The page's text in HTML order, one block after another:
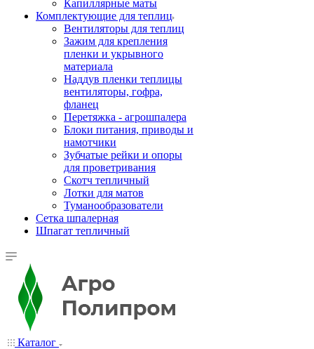
Капиллярные маты
Комплектующие для теплиц
Вентиляторы для теплиц
Зажим для крепления
пленки и укрывного
материала
Наддув пленки теплицы
вентиляторы, гофра,
фланец
Перетяжка - агрошпалера
Блоки питания, приводы и
намотчики
Зубчатые рейки и опоры
для проветривания
Скотч тепличный
Лотки для матов
Туманообразователи
Сетка шпалерная
Шпагат тепличный
Каталог